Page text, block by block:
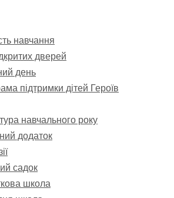
навчання
дверей
день
підтримки дітей Героїв
навчального року
додаток
садок
школа